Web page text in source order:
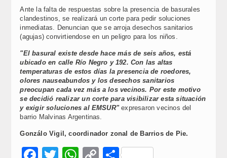
Ante la falta de respuestas sobre la presencia de basurales
clandestinos, se realizará un corte para pedir soluciones
inmediatas. Denuncian que se arroja desechos sanitarios
(agujas) convirtiendose en un peligro para los niños.
"El basural existe desde hace más de seis años, está
ubicado en calle Río Negro y 192. Con las altas
temperaturas de estos días la presencia de roedores,
olores nauseabundos y los desechos sanitarios
preocupan cada vez más a los vecinos. Por este motivo
se decidió realizar un corte para visibilizar esta situación
y exigir soluciones al EMSUR" expresaron vecinos del
barrio Malvinas Argentinas.
Gonzálo Vigil, coordinador zonal de Barrios de Pie.